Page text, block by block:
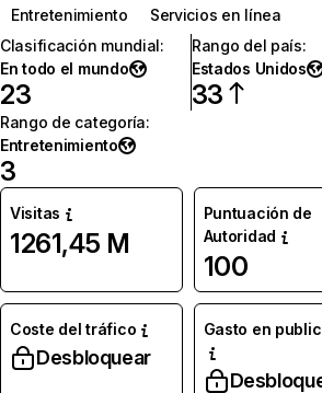
Entretenimiento
Servicios en línea
Clasificación mundial:
En todo el mundo
23
Rango del país:
Estados Unidos
33
Rango de categoría:
Entretenimiento
3
Visitas
1261,45 M
Puntuación de
Autoridad
100
Coste del tráfico
Desbloquear
Gasto en